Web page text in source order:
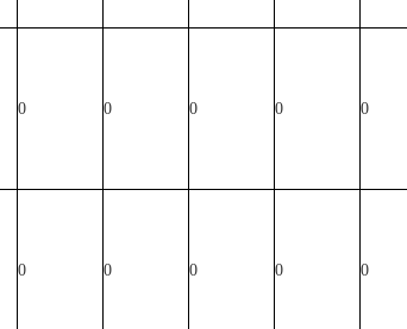
0 0 0 0 0
0 0 0 0 0